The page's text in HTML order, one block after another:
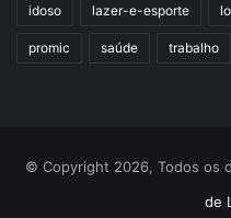
Foto: Emerson Dias
universidade, de
cidade de Londrina. “Dar
idoso lazer-e-esporte
promic saúde trabalho
© Copyright 2026, Todos os
de